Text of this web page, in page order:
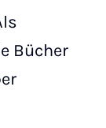
Bücher